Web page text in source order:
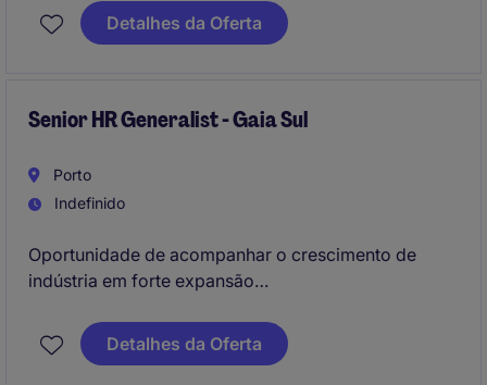
assegurando o cumprimento das obrigações legais e
apoiando os processos de gestão e
Detalhes da Oferta
Senior HR Generalist - Gaia Sul
Porto
Indefinido
Oportunidade de acompanhar o crescimento de
indústria em forte expansão
Desenvolvimento e implementação de políticas de
RH
Detalhes da Oferta